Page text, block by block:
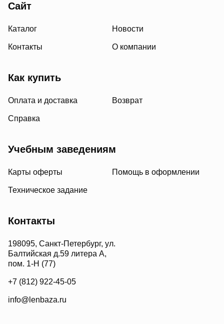
Сайт
Каталог Новости
Контакты О компании
Как купить
Оплата и доставка Возврат
Справка
Учебным заведениям
Карты оферты Помощь в оформлении
Техническое задание
Контакты
198095, Санкт-Петербург, ул.
Балтийская д.59 литера А,
пом. 1-Н (77)
+7 (812) 922-45-05
info@lenbaza.ru